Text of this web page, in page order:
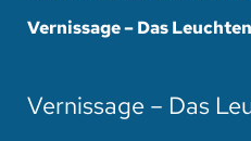
ENGAGEMENT
Vernissage – Das
Vernissage – Das